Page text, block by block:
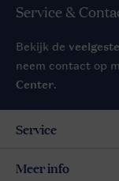
Service &
Bekijk de
neem contact op
Center.
Service
Meer info